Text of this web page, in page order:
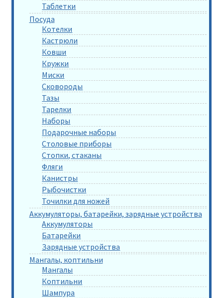
Таблетки
Посуда
Котелки
Кастрюли
Ковши
Кружки
Миски
Сковороды
Тазы
Тарелки
Наборы
Подарочные наборы
Столовые приборы
Стопки, стаканы
Фляги
Канистры
Рыбочистки
Точилки для ножей
Аккумуляторы, батарейки, зарядные устройства
Аккумуляторы
Батарейки
Зарядные устройства
Мангалы, коптильни
Мангалы
Коптильни
Шампура